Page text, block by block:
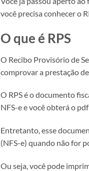
você precisa conhecer o
O que é RPS
O Recibo Provisório de
comprovar a prestação
O RPS é o documento
NFS-e e você obterá o
Entretanto, esse
(NFS-e) quando não for
Ou seja, você pode